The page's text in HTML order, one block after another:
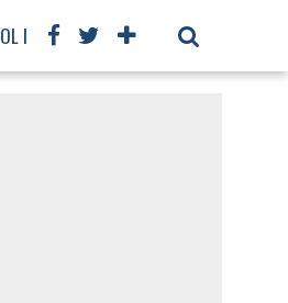
INTERNACIONAL